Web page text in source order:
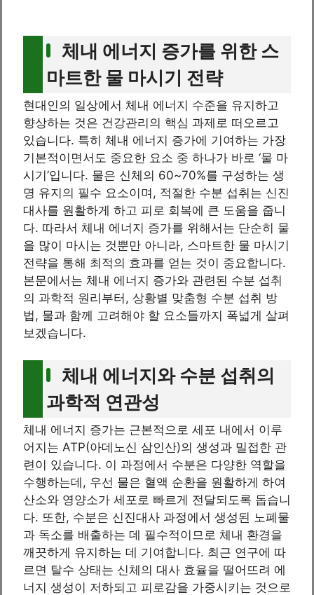
체내 에너지 증가를 위한 스
마트한 물 마시기 전략
현대인의 일상에서 체내 에너지 수준을 유지하고
향상하는 것은 건강관리의 핵심 과제로 떠오르고
있습니다. 특히 체내 에너지 증가에 기여하는 가장
기본적이면서도 중요한 요소 중 하나가 바로 ‘물 마
시기’입니다. 물은 신체의 60~70%를 구성하는 생
명 유지의 필수 요소이며, 적절한 수분 섭취는 신진
대사를 원활하게 하고 피로 회복에 큰 도움을 줍니
다. 따라서 체내 에너지 증가를 위해서는 단순히 물
을 많이 마시는 것뿐만 아니라, 스마트한 물 마시기
전략을 통해 최적의 효과를 얻는 것이 중요합니다.
본문에서는 체내 에너지 증가와 관련된 수분 섭취
의 과학적 원리부터, 상황별 맞춤형 수분 섭취 방
법, 물과 함께 고려해야 할 요소들까지 폭넓게 살펴
보겠습니다.
체내 에너지와 수분 섭취의
과학적 연관성
체내 에너지 증가는 근본적으로 세포 내에서 이루
어지는 ATP(아데노신 삼인산)의 생성과 밀접한 관
련이 있습니다. 이 과정에서 수분은 다양한 역할을
수행하는데, 우선 물은 혈액 순환을 원활하게 하여
산소와 영양소가 세포로 빠르게 전달되도록 돕습니
다. 또한, 수분은 신진대사 과정에서 생성된 노폐물
과 독소를 배출하는 데 필수적이므로 체내 환경을
깨끗하게 유지하는 데 기여합니다. 최근 연구에 따
르면 탈수 상태는 신체의 대사 효율을 떨어뜨려 에
너지 생성이 저하되고 피로감을 가중시키는 것으로